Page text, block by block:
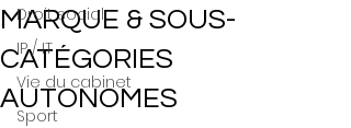
Droit social
IP / IT
Vie du cabinet
Sport
MARQUE & SOUS-
CATÉGORIES
AUTONOMES